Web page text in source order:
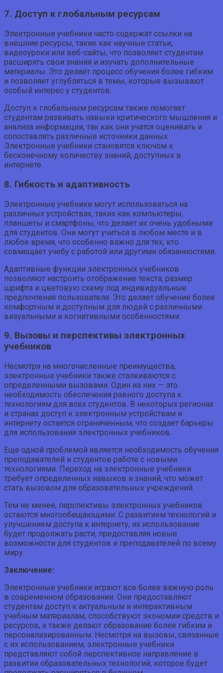
7. Доступ к глобальным ресурсам
Электронные учебники часто содержат ссылки на
внешние ресурсы, такие как научные статьи,
видеоуроки или веб-сайты, что позволяет студентам
расширять свои знания и изучать дополнительные
материалы. Это делает процесс обучения более гибким
и позволяет углубляться в темы, которые вызывают
особый интерес у студентов.
Доступ к глобальным ресурсам также помогает
студентам развивать навыки критического мышления и
анализа информации, так как они учатся оценивать и
сопоставлять различные источники данных.
Электронные учебники становятся ключом к
бесконечному количеству знаний, доступных в
интернете.
8. Гибкость и адаптивность
Электронные учебники могут использоваться на
различных устройствах, таких как компьютеры,
планшеты и смартфоны, что делает их очень удобными
для студентов. Они могут учиться в любом месте и в
любое время, что особенно важно для тех, кто
совмещает учебу с работой или другими обязанностями.
Адаптивные функции электронных учебников
позволяют настроить отображение текста, размер
шрифта и цветовую схему под индивидуальные
предпочтения пользователя. Это делает обучение более
комфортным и доступным для людей с различными
визуальными и когнитивными особенностями.
9. Вызовы и перспективы электронных
учебников
Несмотря на многочисленные преимущества,
электронные учебники также сталкиваются с
определенными вызовами. Один из них — это
необходимость обеспечения равного доступа к
технологиям для всех студентов. В некоторых регионах
и странах доступ к электронным устройствам и
интернету остается ограниченным, что создает барьеры
для использования электронных учебников.
Еще одной проблемой является необходимость обучения
преподавателей и студентов работе с новыми
технологиями. Переход на электронные учебники
требует определенных навыков и знаний, что может
стать вызовом для образовательных учреждений.
Тем не менее, перспективы электронных учебников
остаются многообещающими. С развитием технологий и
улучшением доступа к интернету, их использование
будет продолжать расти, предоставляя новые
возможности для студентов и преподавателей по всему
миру.
Заключение:
Электронные учебники играют все более важную роль
в современном образовании. Они предоставляют
студентам доступ к актуальным и интерактивным
учебным материалам, способствуют экономии средств и
ресурсов, а также делают образование более гибким и
персонализированным. Несмотря на вызовы, связанные
с их использованием, электронные учебники
представляют собой перспективное направление в
развитии образовательных технологий, которое будет